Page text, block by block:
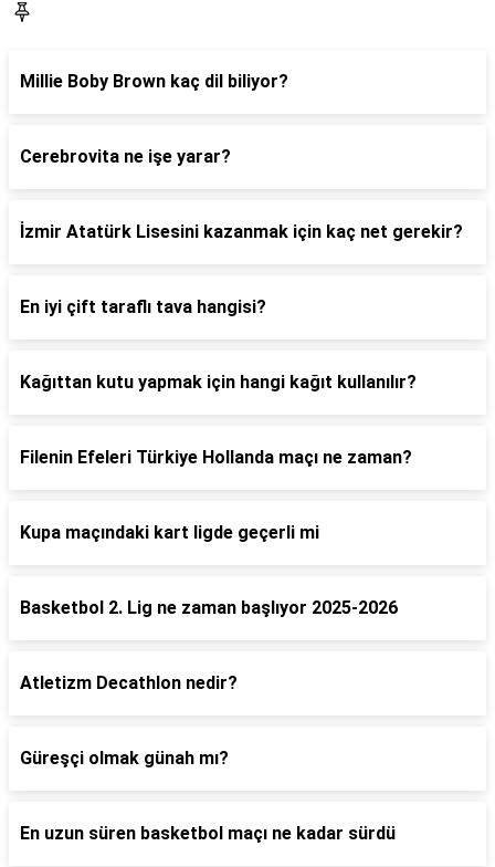
Millie Boby Brown kaç dil biliyor?
Cerebrovita ne işe yarar?
İzmir Atatürk Lisesini kazanmak için kaç net gerekir?
En iyi çift taraflı tava hangisi?
Kağıttan kutu yapmak için hangi kağıt kullanılır?
Filenin Efeleri Türkiye Hollanda maçı ne zaman?
Kupa maçındaki kart ligde geçerli mi
Basketbol 2. Lig ne zaman başlıyor 2025-2026
Atletizm Decathlon nedir?
Güreşçi olmak günah mı?
En uzun süren basketbol maçı ne kadar sürdü